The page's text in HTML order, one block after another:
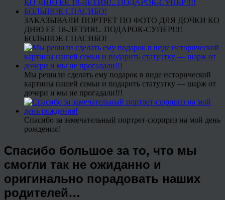
ЗАКАЗЫВАЛИ ПОРТРЕТ ПО ФОТО ДЛЯ ДОЧКИ КО
ДНЮ ЕЕ 18-ЛЕТИЯ!.. ПОДАРОК-СУПЕР!!!!
БОЛЬШОЕ СПАСИБО!
Мы решили сделать ему подарок в виде исторической
картины нашей семьи и подарить статуэтку — шарж от
дочери и мы не прогадали!!!
Спасибо за замечательный портрет-сюрприз на мой день
рождения!
Спасибо большое за то, что мы
смогли так не ожиданно и
оригинально порадовать наших
родителей…